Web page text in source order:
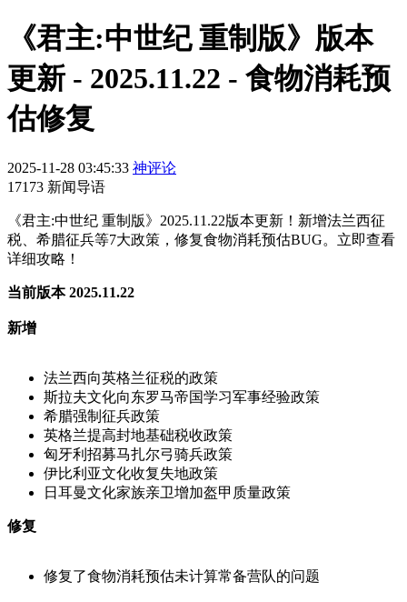
《君主:中世纪 重制版》版本
更新 - 2025.11.22 - 食物消耗预
估修复
2025-11-28 03:45:33 神评论
17173 新闻导语
《君主:中世纪 重制版》2025.11.22版本更新！新增法兰西征
税、希腊征兵等7大政策，修复食物消耗预估BUG。立即查看
详细攻略！
当前版本 2025.11.22
新增
法兰西向英格兰征税的政策
斯拉夫文化向东罗马帝国学习军事经验政策
希腊强制征兵政策
英格兰提高封地基础税收政策
匈牙利招募马扎尔弓骑兵政策
伊比利亚文化收复失地政策
日耳曼文化家族亲卫增加盔甲质量政策
修复
修复了食物消耗预估未计算常备营队的问题